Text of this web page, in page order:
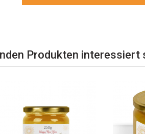
Produkten interessiert